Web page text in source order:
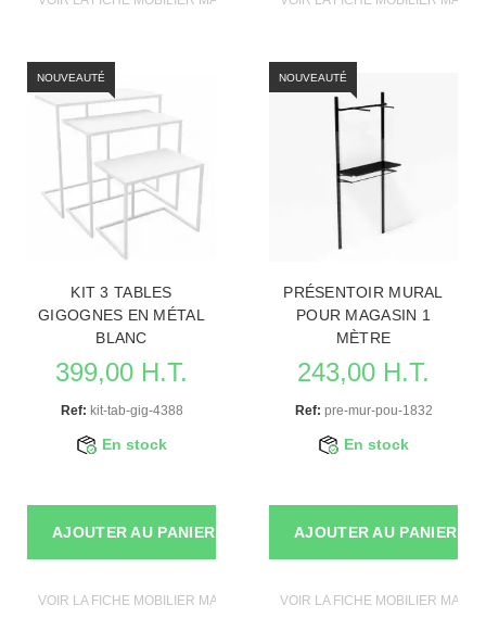
NOUVEAUTÉ
KIT 3 TABLES
GIGOGNES EN MÉTAL
BLANC
399,00 H.T.
Ref: kit-tab-gig-4388
En stock
AJOUTER AU PANIER
VOIR LA FICHE MOBILIER MAGASIN
NOUVEAUTÉ
PRÉSENTOIR MURAL
POUR MAGASIN 1
MÈTRE
243,00 H.T.
Ref: pre-mur-pou-1832
En stock
AJOUTER AU PANIER
VOIR LA FICHE MOBILIER